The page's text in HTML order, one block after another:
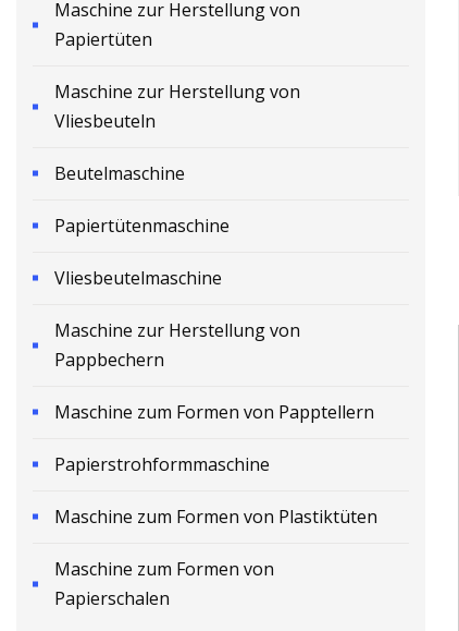
Maschine zur Herstellung von
Papiertüten
Maschine zur Herstellung von
Vliesbeuteln
Beutelmaschine
Papiertütenmaschine
Vliesbeutelmaschine
Maschine zur Herstellung von
Pappbechern
Maschine zum Formen von Papptellern
Papierstrohformmaschine
Maschine zum Formen von Plastiktüten
Maschine zum Formen von
Papierschalen